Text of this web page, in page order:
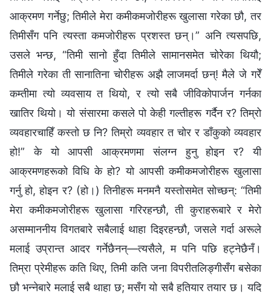
आक्रमण गर्नेछु; तिमीले मेरा कमीकमजोरीहरू खुलासा गरेका छौ, तर
तिमीसँग पनि त्यस्ता कमजोरीहरू प्रशस्त छन्।” अनि त्यसपछि,
उसले भन्छ, “तिमी सानो हुँदा तिमीले सामानसमेत चोरेका थियौ;
तिमीले गरेका ती सानातिना चोरीहरू अझै लाजमर्दा छन्! मैले जे गरेँ
कम्तीमा त्यो व्यवसाय त थियो, र त्यो सबै जीविकोपार्जन गर्नका
खातिर थियो। यो संसारमा कसले पो केही गल्तीहरू गर्दैन र? तिम्रो
व्यवहारचाहिँ कस्तो छ नि? तिम्रो व्यवहार त चोर र डाँकुको व्यवहार
हो!” के यो आपसी आक्रमणमा संलग्‍न हुनु होइन र? यी
आक्रमणहरूको विधि के हो? यो आपसी कमीकमजोरीहरू खुलासा
गर्नु हो, होइन र? (हो।) तिनीहरू मनमनै यस्तोसमेत सोच्छन्: “तिमी
मेरा कमीकमजोरीहरू खुलासा गरिरहन्छौ, ती कुराहरूबारे र मेरो
असम्माननीय विगतबारे सबैलाई थाहा दिइरहन्छौ, जसले गर्दा अरूले
मलाई उप्रान्त आदर गर्नेछैनन्—त्यसैले, म पनि पछि हट्नेछैनँ।
तिम्रा प्रेमीहरू कति थिए, तिमी कति जना विपरीतलिङ्गीसँग बसेका
छौ भन्‍नेबारे मलाई सबै थाहा छ; मसँग यो सबै हतियार तयार छ। यदि